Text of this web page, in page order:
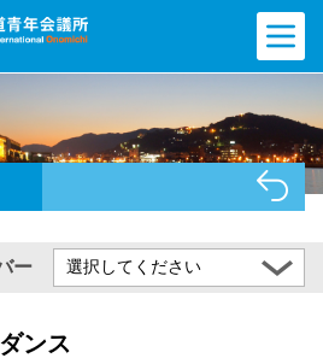
ー 選択してください
ンス